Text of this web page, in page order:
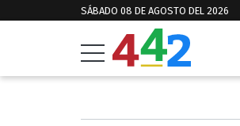
SÁBADO 08 DE AGOSTO DEL 2026